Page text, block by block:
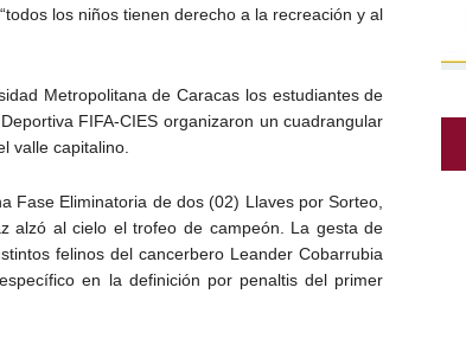
los niños tienen derecho a la recreación y al
Metropolitana de Caracas los estudiantes de
FIFA-CIES organizaron un cuadrangular
valle capitalino.
Fase Eliminatoria de dos (02) Llaves por Sorteo,
alzó al cielo el trofeo de campeón. La gesta de
felinos del cancerbero Leander Cobarrubia
en la definición por penaltis del primer